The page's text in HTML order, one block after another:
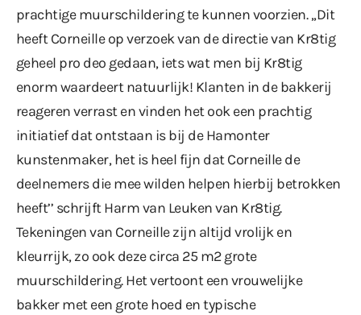
prachtige muurschildering te kunnen voorzien. ,,Dit
heeft Corneille op verzoek van de directie van Kr8tig
geheel pro deo gedaan, iets wat men bij Kr8tig
enorm waardeert natuurlijk! Klanten in de bakkerij
reageren verrast en vinden het ook een prachtig
initiatief dat ontstaan is bij de Hamonter
kunstenmaker, het is heel fijn dat Corneille de
deelnemers die mee wilden helpen hierbij betrokken
heeft’’ schrijft Harm van Leuken van Kr8tig.
Tekeningen van Corneille zijn altijd vrolijk en
kleurrijk, zo ook deze circa 25 m2 grote
muurschildering. Het vertoont een vrouwelijke
bakker met een grote hoed en typische